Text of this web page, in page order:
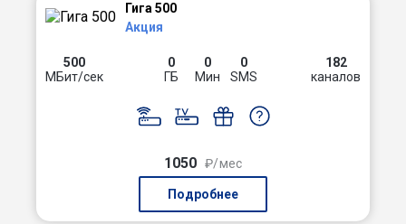
Гига 500
Акция
500
МБит/сек
0
ГБ
0
Мин
0
SMS
182
каналов
1050 ₽/мес
Подробнее